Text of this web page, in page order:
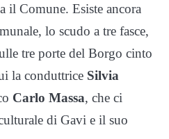
il Comune. Esiste ancora
lo scudo a tre fasce,
tre porte del Borgo cinto
la conduttrice Silvia
Carlo Massa, che ci
di Gavi e il suo